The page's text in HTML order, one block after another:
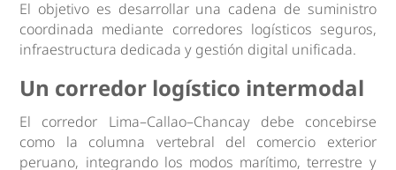
El objetivo es desarrollar una cadena de suministro
coordinada mediante corredores logísticos seguros,
infraestructura dedicada y gestión digital unificada.
Un corredor logístico intermodal
El corredor Lima–Callao–Chancay debe concebirse
como la columna vertebral del comercio exterior
peruano, integrando los modos marítimo, terrestre y